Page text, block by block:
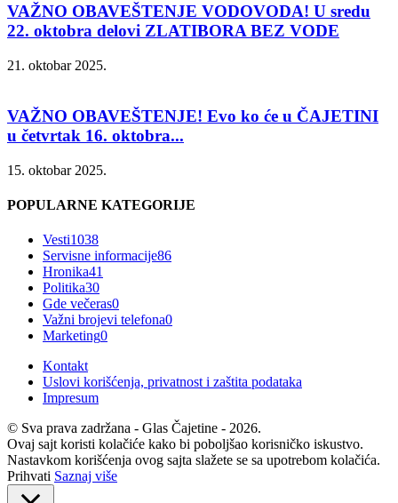
VAŽNO OBAVEŠTENJE VODOVODA! U sredu
22. oktobra delovi ZLATIBORA BEZ VODE
21. oktobar 2025.
VAŽNO OBAVEŠTENJE! Evo ko će u ČAJETINI
u četvrtak 16. oktobra...
15. oktobar 2025.
POPULARNE KATEGORIJE
Vesti1038
Servisne informacije86
Hronika41
Politika30
Gde večeras0
Važni brojevi telefona0
Marketing0
Kontakt
Uslovi korišćenja, privatnost i zaštita podataka
Impresum
© Sva prava zadržana - Glas Čajetine - 2026.
Ovaj sajt koristi kolačiće kako bi poboljšao korisničko iskustvo.
Nastavkom korišćenja ovog sajta slažete se sa upotrebom kolačića.
Prihvati Saznaj više